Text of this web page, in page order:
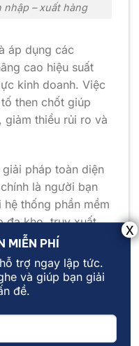
nhập – xuất hàng
áp dụng các
cao hiệu suất
kinh doanh. Việc
then chốt giúp
giảm thiểu rủi ro và
pháp toàn diện
là người bạn
thống phần mềm
đa kho, truy xuất
thời,FoxAI
chi phí và nâng
MIỄN PHÍ
trợ ngay lập tức.
và giúp bạn giải
đề.